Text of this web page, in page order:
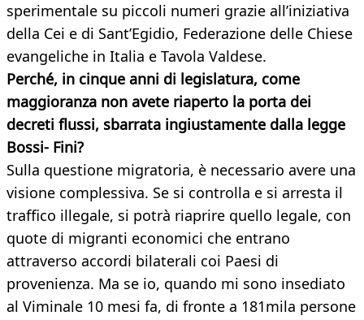
sperimentale su piccoli numeri grazie all’iniziativa
della Cei e di Sant’Egidio, Federazione delle Chiese
evangeliche in Italia e Tavola Valdese.
Perché, in cinque anni di legislatura, come
maggioranza non avete riaperto la porta dei
decreti flussi, sbarrata ingiustamente dalla legge
Bossi- Fini?
Sulla questione migratoria, è necessario avere una
visione complessiva. Se si controlla e si arresta il
traffico illegale, si potrà riaprire quello legale, con
quote di migranti economici che entrano
attraverso accordi bilaterali coi Paesi di
provenienza. Ma se io, quando mi sono insediato
al Viminale 10 mesi fa, di fronte a 181mila persone